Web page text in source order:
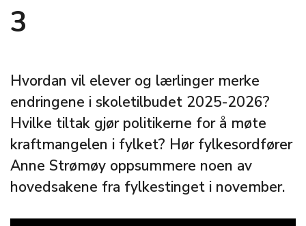
3
Hvordan vil elever og lærlinger merke
endringene i skoletilbudet 2025-2026?
Hvilke tiltak gjør politikerne for å møte
kraftmangelen i fylket? Hør fylkesordfører
Anne Strømøy oppsummere noen av
hovedsakene fra fylkestinget i november.